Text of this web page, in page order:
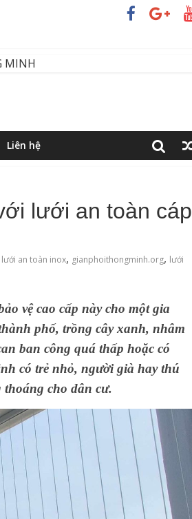
Liên hệ
lưới an toàn cáp
lưới an toàn inox, gianphoithongminh.org, lưới
vệ cao cấp này cho một gia
phố, trồng cây xanh, nhâm
ban công quá thấp hoặc có
có trẻ nhỏ, người già hay thú
cho dân cư.